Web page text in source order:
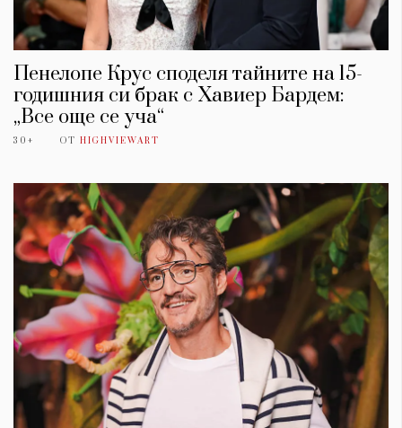
Пенелопе Крус споделя тайните на 15-
годишния си брак с Хавиер Бардем:
„Все още се уча“
30+ ОТ HIGHVIEWART